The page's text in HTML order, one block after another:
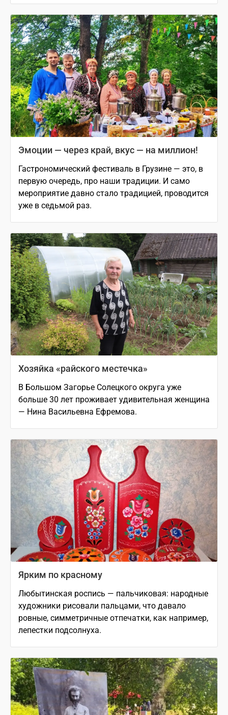
Эмоции — через край, вкус — на миллион!
Гастрономический фестиваль в Грузине — это, в
первую очередь, про наши традиции. И само
мероприятие давно стало традицией, проводится
уже в седьмой раз.
Хозяйка «райского местечка»
В Большом Загорье Солецкого округа уже
больше 30 лет проживает удивительная женщина
— Нина Васильевна Ефремова.
Ярким по красному
Любытинская роспись — пальчиковая: народные
художники рисовали пальцами, что давало
ровные, симметричные отпечатки, как например,
лепестки подсолнуха.